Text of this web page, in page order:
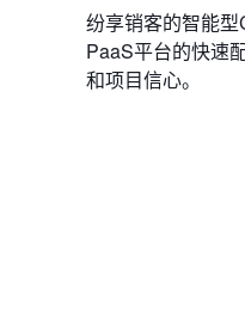
纷享销客的智能
PaaS平台的快速
和项目信心。